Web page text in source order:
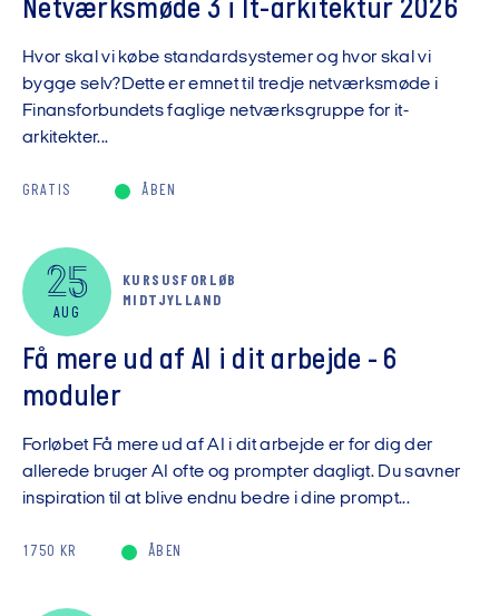
Netværksmøde 3 i It-arkitektur 2026
Hvor skal vi købe standardsystemer og hvor skal vi
bygge selv?Dette er emnet til tredje netværksmøde i
Finansforbundets faglige netværksgruppe for it-
arkitekter...
GRATIS ÅBEN
25
AUG
KURSUSFORLØB
MIDTJYLLAND
Få mere ud af AI i dit arbejde - 6
moduler
Forløbet Få mere ud af AI i dit arbejde er for dig der
allerede bruger AI ofte og prompter dagligt. Du savner
inspiration til at blive endnu bedre i dine prompt...
1750 KR ÅBEN